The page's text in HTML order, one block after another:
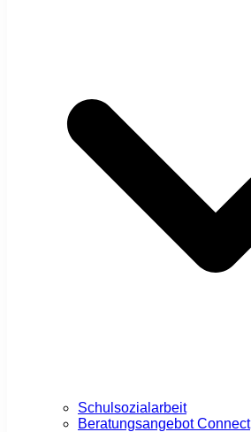
Schulsozialarbeit
Beratungsangebot Connect